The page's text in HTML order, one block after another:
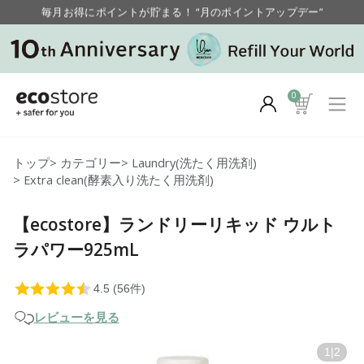
毎月お得にポイントが貯まる！ “月のポイントアップデー”
【重要】お盆期間中のお問い合わせと商品配送に関しまして
毎月お得にポイントが貯まる！ “月のポイントアップデー”
0
トップ> カテゴリー> Laundry(洗たく用洗剤)
> Extra clean(酵素入り洗たく用洗剤)
【ecostore】ランドリーリキッド ウルト
ラパワー925mL
レビューを見る
1 2